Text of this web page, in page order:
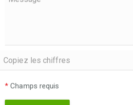
* Champs requis